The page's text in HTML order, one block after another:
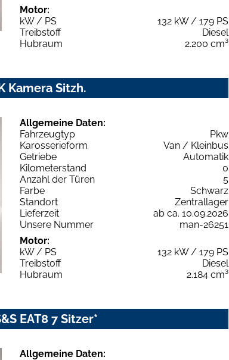
Motor:
kW / PS
132 kW / 179 PS
Treibstoff
Diesel
Hubraum
2.200 cm³
Kamera Sitzh.
Allgemeine Daten:
Fahrzeugtyp
Pkw
Karosserieform
Van / Kleinbus
Getriebe
Automatik
Kilometerstand
0
Anzahl der Türen
5
Farbe
Schwarz
Standort
Zentrallager
Lieferzeit
ab ca. 10.09.2026
Unsere Nummer
man-26251
Motor:
kW / PS
132 kW / 179 PS
Treibstoff
Diesel
Hubraum
2.184 cm³
EAT8 7 Sitzer*
Allgemeine Daten: